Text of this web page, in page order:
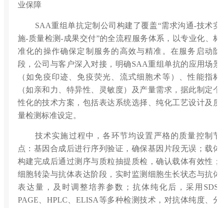
业保障
SAA重组单抗定制公司构建了覆盖“需求沟通-技术实
施-质量检测-成果交付”的全流程服务体系，以专业化、标
准化的操作确保定制服务的高效与精准。在服务启动阶
段，公司与客户深入对接，明确SAA重组单抗的应用场景
（如免疫印迹、免疫荧光、流式细胞术等）、性能指标
（如亲和力、特异性、灵敏度）及产量需求，据此制定个
性化的技术方案，包括表达系统选择、纯化工艺设计及质
量检测标准设定。
技术实施过程中，各环节均设置严格的质量控制节
点：基因合成后进行序列验证，确保基因片段无误；载体
构建完成后通过测序与质粒抽提质检，确认载体有效性；
细胞转染与抗体表达阶段，实时监测细胞生长状态与抗体
表达量，及时调整培养参数；抗体纯化后，采用SDS-
PAGE、HPLC、ELISA等多种检测技术，对抗体纯度、分